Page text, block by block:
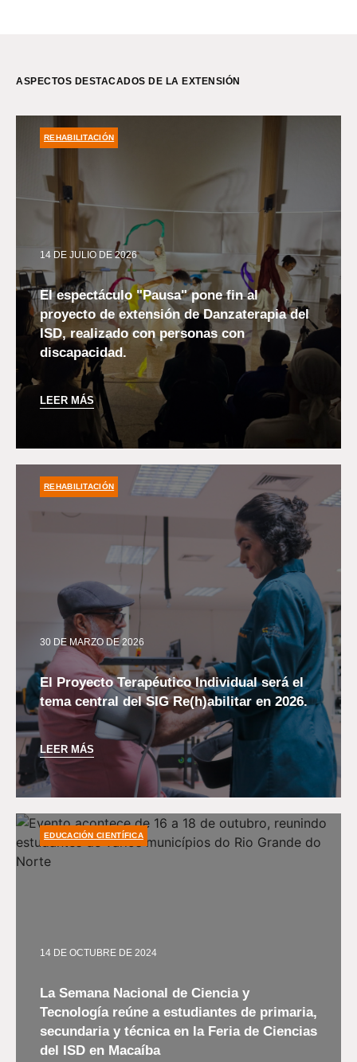
ASPECTOS DESTACADOS DE LA EXTENSIÓN
14 DE JULIO DE 2026
El espectáculo "Pausa" pone fin al
proyecto de extensión de Danzaterapia del
ISD, realizado con personas con
discapacidad.
LEER MÁS
REHABILITACIÓN
30 DE MARZO DE 2026
El Proyecto Terapéutico Individual será el
tema central del SIG Re(h)abilitar en 2026.
LEER MÁS
REHABILITACIÓN
14 DE OCTUBRE DE 2024
La Semana Nacional de Ciencia y
Tecnología reúne a estudiantes de primaria,
secundaria y técnica en la Feria de Ciencias
del ISD en Macaíba
EDUCACIÓN CIENTÍFICA